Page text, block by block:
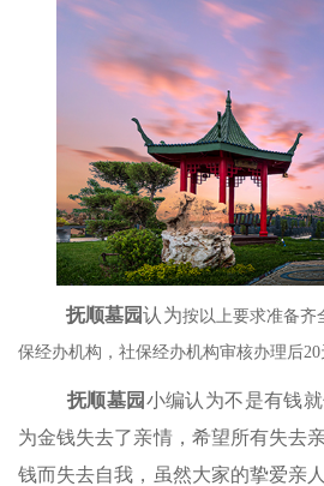
抚顺墓园认为按以上要求准备齐
保经办机构，社保经办机构审核办理后
抚顺墓园 小编认为不是有钱
为金钱失去了亲情，希望所有失去
钱而失去自我，虽然大家的挚爱亲